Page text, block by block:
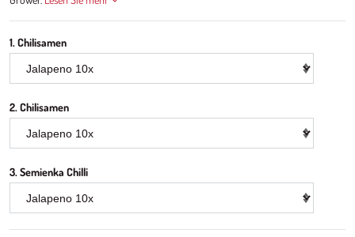
1. Chilisamen
2. Chilisamen
3. Semienka Chilli